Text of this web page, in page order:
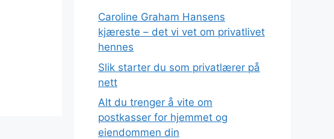
Caroline Graham Hansens
kjæreste – det vi vet om privatlivet
hennes
Slik starter du som privatlærer på
nett
Alt du trenger å vite om
postkasser for hjemmet og
eiendommen din